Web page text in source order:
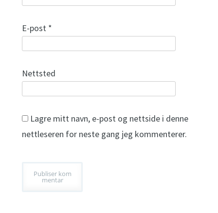
E-post *
Nettsted
Lagre mitt navn, e-post og nettside i denne
nettleseren for neste gang jeg kommenterer.